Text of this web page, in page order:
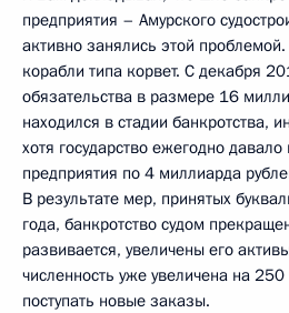
предприятия – Амурского
активно занялись этой
корабли типа корвет. С декабря
обязательства в размере 16
находился в стадии банкротства,
хотя государство ежегодно
предприятия по 4 миллиарда
В результате мер, принятых
года, банкротство судом
развивается, увеличены его
численность уже увеличена на 250
поступать новые заказы.